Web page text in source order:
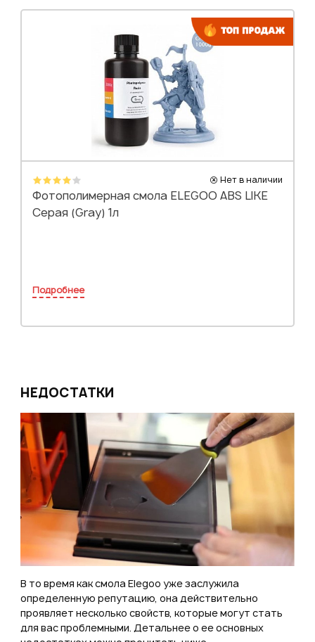
Нет в наличии
Фотополимерная смола ELEGOO ABS LIKE
Серая (Gray) 1л
Подробнее
НЕДОСТАТКИ
В то время как смола Elegoo уже заслужила
определенную репутацию, она действительно
проявляет несколько свойств, которые могут стать
для вас проблемными. Детальнее о ее основных